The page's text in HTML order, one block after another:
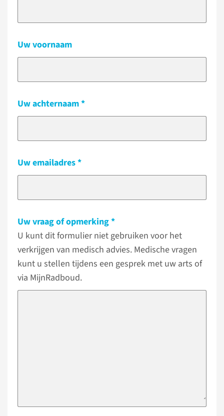
Uw voornaam
Uw achternaam
Uw emailadres
Uw vraag of opmerking
U kunt dit formulier niet gebruiken voor het
verkrijgen van medisch advies. Medische vragen
kunt u stellen tijdens een gesprek met uw arts of
via MijnRadboud.